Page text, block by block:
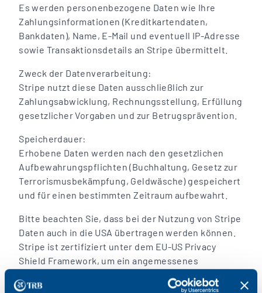
Es werden personenbezogene Daten wie Ihre
Zahlungsinformationen (Kreditkartendaten,
Bankdaten), Name, E-Mail und eventuell IP-Adresse
sowie Transaktionsdetails an Stripe übermittelt.
Zweck der Datenverarbeitung:
Stripe nutzt diese Daten ausschließlich zur
Zahlungsabwicklung, Rechnungsstellung, Erfüllung
gesetzlicher Vorgaben und zur Betrugsprävention.
Speicherdauer:
Erhobene Daten werden nach den gesetzlichen
Aufbewahrungspflichten (Buchhaltung, Gesetz zur
Terrorismusbekämpfung, Geldwäsche) gespeichert
und für einen bestimmten Zeitraum aufbewahrt.
Bitte beachten Sie, dass bei der Nutzung von Stripe
Daten auch in die USA übertragen werden können.
Stripe ist zertifiziert unter dem EU-US Privacy
Shield Framework, um ein angemessenes